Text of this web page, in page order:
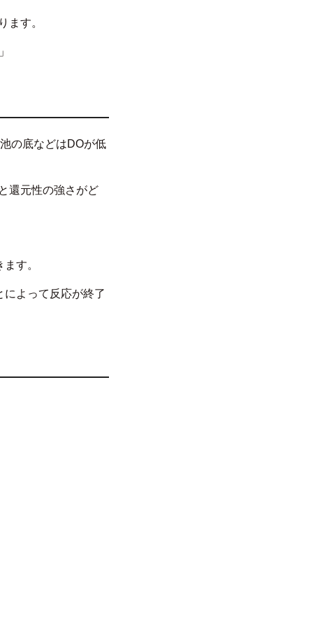
ます。
の底などはDOが低
還元性の強さがど
す。
よって反応が終了